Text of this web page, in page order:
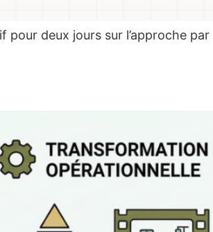
pour deux jours sur l’approche par